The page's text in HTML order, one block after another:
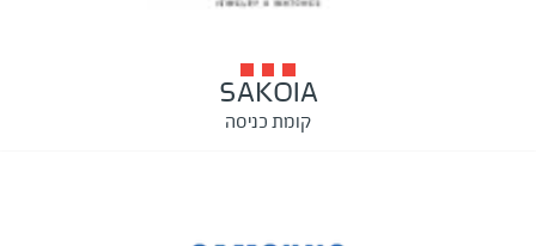
SAKOIA
קומת כניסה